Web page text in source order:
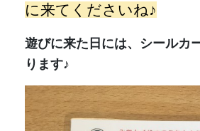
お誕生日前後のお子さんには
かもめちゃん＆かもみちゃん